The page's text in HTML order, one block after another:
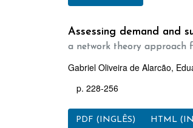
Assessing demand and
a network theory approach
Gabriel Oliveira de Alarcão,
p. 228-256
PDF (INGLÊS) HTML